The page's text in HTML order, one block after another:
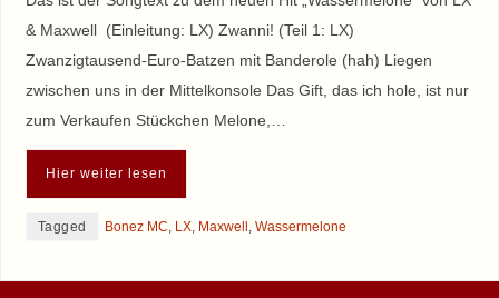
& Maxwell (Einleitung: LX) Zwanni! (Teil 1: LX)
Zwanzigtausend-Euro-Batzen mit Banderole (hah) Liegen
zwischen uns in der Mittelkonsole Das Gift, das ich hole, ist nur
zum Verkaufen Stückchen Melone,…
Hier weiter lesen
Tagged Bonez MC, LX, Maxwell , Wassermelone